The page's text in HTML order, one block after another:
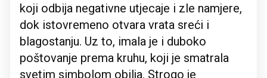
koji odbija negativne utjecaje i zle namjere,
dok istovremeno otvara vrata sreći i
blagostanju. Uz to, imala je i duboko
poštovanje prema kruhu, koji je smatrala
svetim simbolom obilja. Strogo je